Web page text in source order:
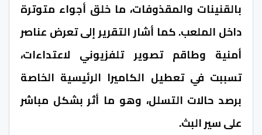
بالقنينات والمقذوفات، ما خلق أجواء متوترة
داخل الملعب. كما أشار التقرير إلى تعرض عناصر
أمنية وطاقم تصوير تلفزيوني لاعتداءات،
تسببت في تعطيل الكاميرا الرئيسية الخاصة
برصد حالات التسلل، وهو ما أثر بشكل مباشر
على سير البث.